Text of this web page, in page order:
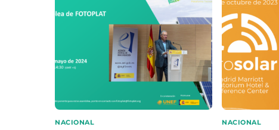
NACIONAL NACIONAL